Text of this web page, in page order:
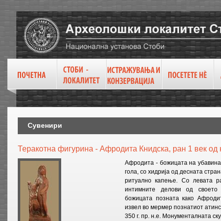
Сувенири
Теракотна фигурина - Афродита Книдска, ран 1 век од
Афродита - божицата на
гола, со хидрија од десната
ритуално капење. Со левата
интимните делови од
божицата позната како
извел во мермер познатиот
350 г. пр. н.е. Монументалната